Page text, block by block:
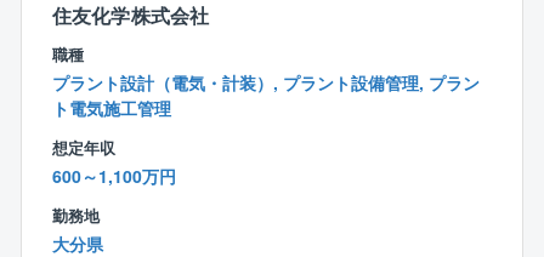
は、工場の将来を見据えたインフラ整備の視点を持
ち、電気工学の専門知識を活かして取り組みます。
また、関係する省庁とのやり取りや、設備メーカーと
しい工場などを建てる場合は、計画の初期段階から電
気設計やプロジェクトの進行に関わります。
工場の安全で安定した運営を続けるために、電気事業
法などの法律に基づき、特別高圧の受配電設備から高
住友化学株式会社
職種
プラント設計（電気・計装）, プラント設備管理, プラン
ト電気施工管理
想定年収
600～1,100万円
勤務地
大分県